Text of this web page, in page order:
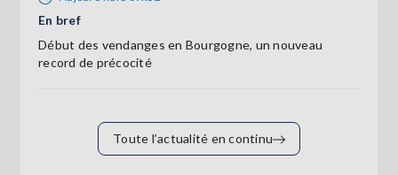
En bref
Début des vendanges en Bourgogne, un nouveau
record de précocité
Toute l’actualité en continu